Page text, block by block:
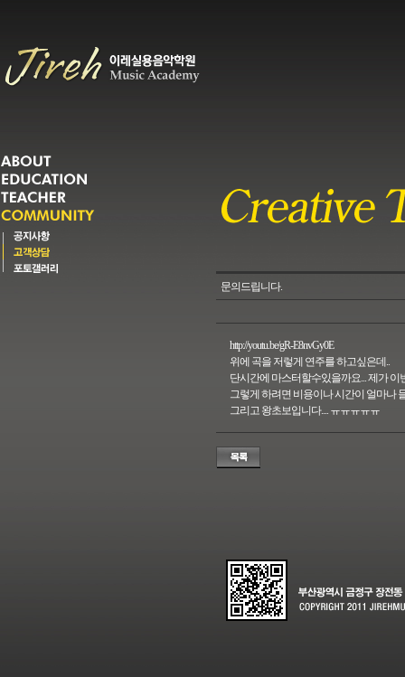
문의드립니다.
http://youtu.be/gR-E8nvGy0E
위에 곡을 저렇게 연주를 하고싶은데..
단시간에 마스터할수있을까요... 제가
그렇게 하려면 비용이나 시간이 얼마나
그리고 왕초보입니다.... ㅠㅠㅠㅠㅠ